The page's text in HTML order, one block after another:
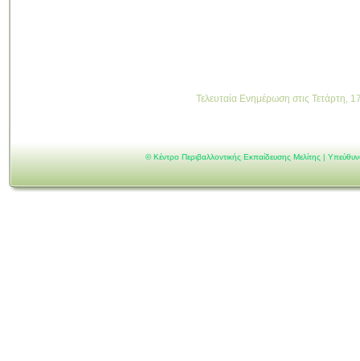
Τελευταία Ενημέρωση στις Τετάρτη,
© Κέντρο Περιβαλλοντικής Εκπαίδευσης Μελίτης |